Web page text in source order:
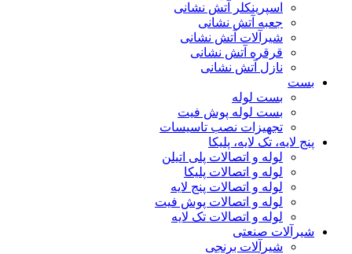
اسپرینکلر آتش نشانی
جعبه آتش نشانی
شیرآلات آتش نشانی
قرقره آتش نشانی
نازل آتش نشانی
بست
بست لوله
بست لوله پوش فیت
تجهیزات نصب تاسیسات
پنج لایه، تک لایه، پلیکا
لوله و اتصالات پلی اتیلن
لوله و اتصالات پلیکا
لوله و اتصالات پنج لایه
لوله و اتصالات پوش فیت
لوله و اتصالات تک لایه
شیرآلات صنعتی
شیرآلات برنجی